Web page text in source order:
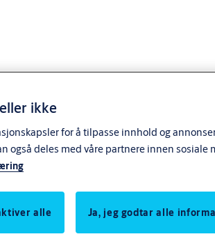
ikke
for å tilpasse innhold og
også deles med våre partnere innen sosiale
alle Ja, jeg godtar alle